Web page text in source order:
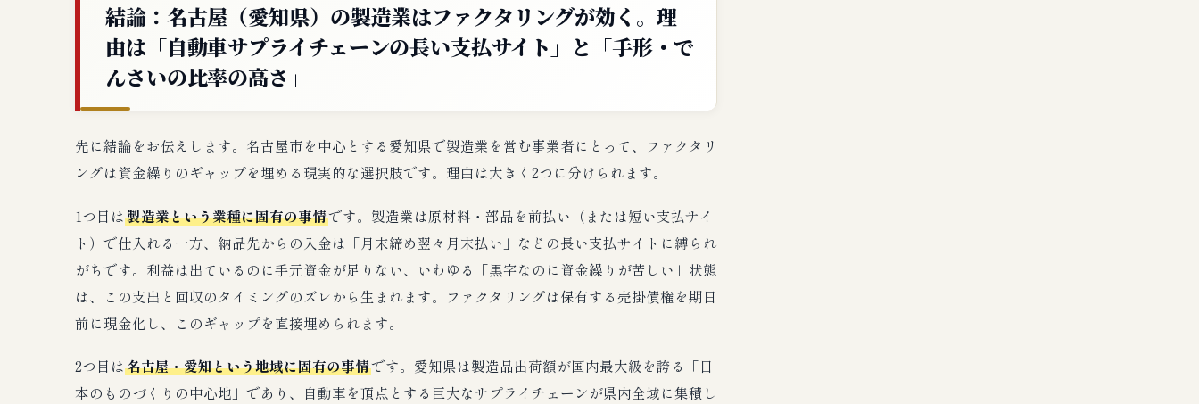
結論：名古屋（愛知県）の製造業はファクタリングが効く。理
由は「自動車サプライチェーンの長い支払サイト」と「手形・で
んさいの比率の高さ」
先に結論をお伝えします。名古屋市を中心とする愛知県で製造業を営む事業者にとって、ファクタリ
ングは資金繰りのギャップを埋める現実的な選択肢です。理由は大きく2つに分けられます。
1つ目は製造業という業種に固有の事情です。製造業は原材料・部品を前払い（または短い支払サイ
ト）で仕入れる一方、納品先からの入金は「月末締め翌々月末払い」などの長い支払サイトに縛られ
がちです。利益は出ているのに手元資金が足りない、いわゆる「黒字なのに資金繰りが苦しい」状態
は、この支出と回収のタイミングのズレから生まれます。ファクタリングは保有する売掛債権を期日
前に現金化し、このギャップを直接埋められます。
2つ目は名古屋・愛知という地域に固有の事情です。愛知県は製造品出荷額が国内最大級を誇る「日
本のものづくりの中心地」であり、自動車を頂点とする巨大なサプライチェーンが県内全域に集積し